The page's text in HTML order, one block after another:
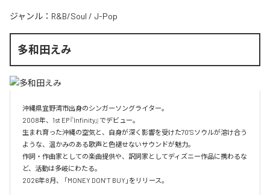
ジャンル： R&B/Soul / J-Pop
多和田えみ
沖縄県宜野湾市出身のシンガーソングライター。
2008年、1st EP『Infinity』でデビュー。
生まれ育った沖縄の空気と、自身が深く影響を受けた70’Sソウルが溶け合う
ような、温かみのある歌声と色褪せないサウンドが魅力。
作詞・作曲家としての楽曲提供や、訳詞家としてディズニー作品に携わるな
ど、活動は多岐にわたる。
2026年8月、 「MONEY DON’T BUY」をリリース。